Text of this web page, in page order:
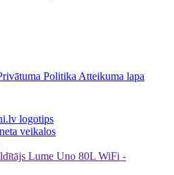
Politika Atteikuma lapa
Lume Uno 80L WiFi -